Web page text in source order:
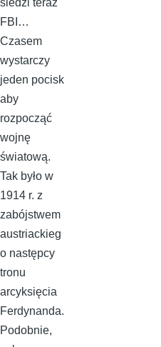
siedzi teraz
FBI…
Czasem
wystarczy
jeden pocisk
aby
rozpocząć
wojnę
światową.
Tak było w
1914 r. z
zabójstwem
austriackieg
o następcy
tronu
arcyksięcia
Ferdynanda.
Podobnie,